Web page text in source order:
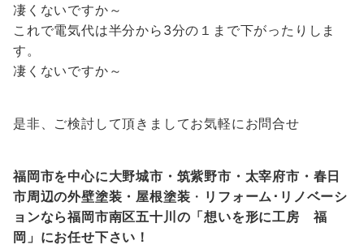
凄くないですか～
これで電気代は半分から3分の１まで下がったりしま
す。
凄くないですか～
是非、ご検討して頂きましてお気軽にお問合せ
福岡市を中心に大野城市・筑紫野市・太宰府市・春日
市周辺の外壁塗装・屋根塗装 ・ リフォーム･リノベーシ
ョンなら福岡市南区五十川の「想いを形に工房 福
岡」にお任せ下さい！